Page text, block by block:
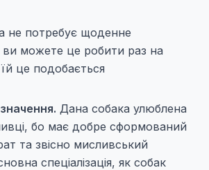
не потребує щоденне
ви можете це робити раз на
це подобається
Дана собака улюблена
бо має добре сформований
та звісно мисливський
спеціалізація, як собак